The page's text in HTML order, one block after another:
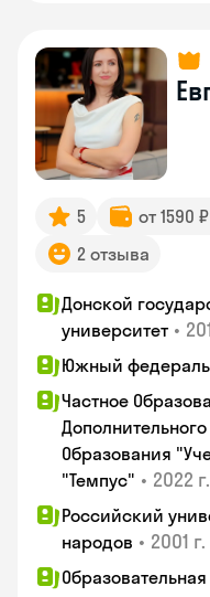
5 от 1590
2 отзыва
Донской
университет •
Южный
Частное
Образования
"Темпус" • 2022 г.
Российский
народов • 2001 г.